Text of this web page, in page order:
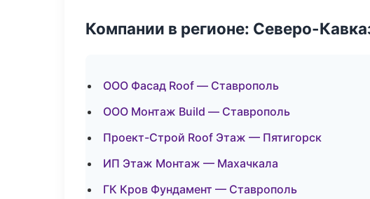
Компании в регионе: Северо-
ООО Фасад Roof — Ставрополь
ООО Монтаж Build — Ставрополь
Проект-Строй Roof Этаж — Пятигорск
ИП Этаж Монтаж — Махачкала
ГК Кров Фундамент — Ставрополь